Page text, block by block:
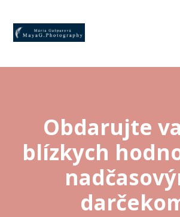
Obdarujte
blízkych